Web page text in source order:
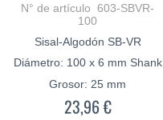
N° de artículo 603-SBVR-
100
Sisal-Algodón SB-VR
Diámetro: 100 x 6 mm Shank
Grosor: 25 mm
23,96 €